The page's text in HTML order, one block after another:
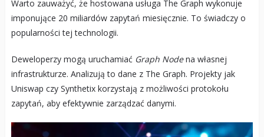
Warto zauważyć, że hostowana usługa The Graph wykonuje
imponujące 20 miliardów zapytań miesięcznie. To świadczy o
popularności tej technologii.
Deweloperzy mogą uruchamiać Graph Nodena własnej
infrastrukturze. Analizują to dane z The Graph. Projekty jak
Uniswap czy Synthetix korzystają z możliwości protokołu
zapytań, aby efektywnie zarządzać danymi.